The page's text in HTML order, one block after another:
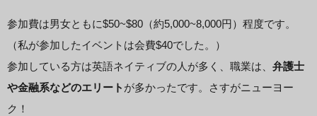
参加費は男女ともに$50~$80（約5,000~8,000円）程度です。
（私が参加したイベントは会費$40でした。）
参加している方は英語ネイティブの人が多く、職業は、 弁護士
や金融系などのエリート が多かったです。さすがニューヨー
ク！